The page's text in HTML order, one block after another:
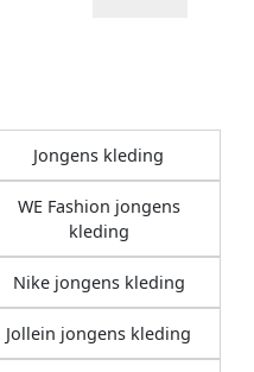
Jongens kleding
WE Fashion jongens
kleding
Nike jongens kleding
Jollein jongens kleding